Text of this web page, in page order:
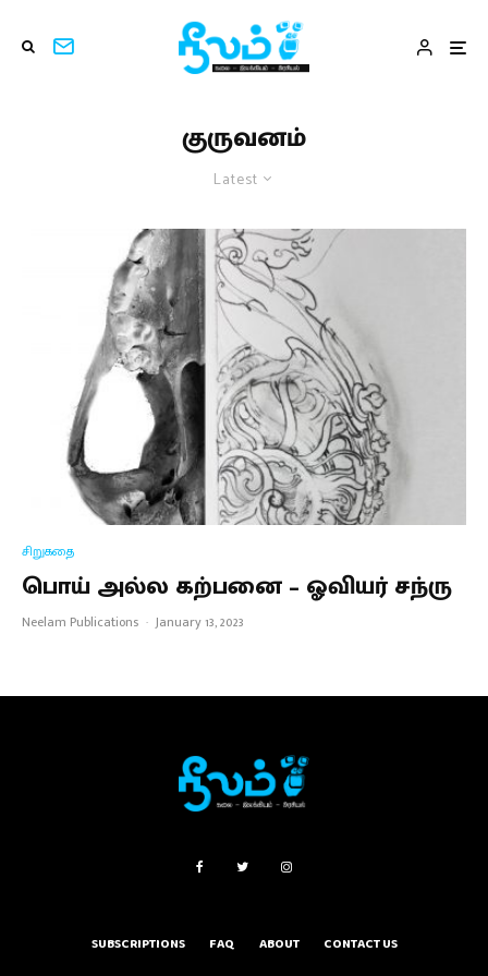
குருவனம்
Latest
சிறுகதை
பொய் அல்ல கற்பனை – ஓவியர் சந்ரு
Neelam Publications · January 13, 2023
SUBSCRIPTIONS FAQ ABOUT CONTACT US